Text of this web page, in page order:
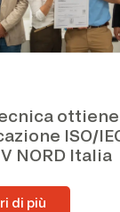
ISO/
NORD Italia
di più